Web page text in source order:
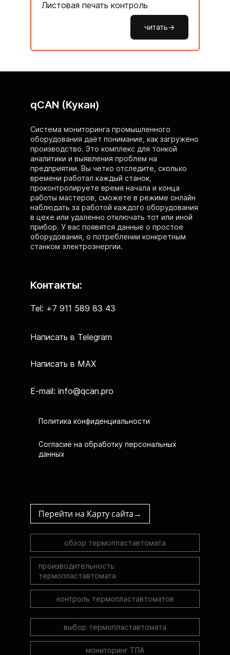
Листовая печать контроль
читать->
qCAN (Кукан)
Система мониторинга промышленного
оборудования даёт понимание, как загружено
производство. Это комплекс для тонкой
аналитики и выявления проблем на
предприятии. Вы четко отследите, сколько
времени работал каждый станок,
проконтролируете время начала и конца
работы мастеров, сможете в режиме онлайн
наблюдать за работой каждого оборудования
в цехе или удаленно отключать тот или иной
прибор. У вас появятся данные о простое
оборудования, о потреблении конкретным
станком электроэнергии.
Контакты:
Tel: +7 911 589 83 43
Написать в Telegram
Написать в MAX
E-mail: info@qcan.pro
Политика конфиденциальности
Согласие на обработку персональных
данных
Перейти на Карту сайта→
обзор термопластавтомата
производительность
термопластавтомата
контроль термопластавтоматов
выбор термопластавтомата
мониторинг ТПА